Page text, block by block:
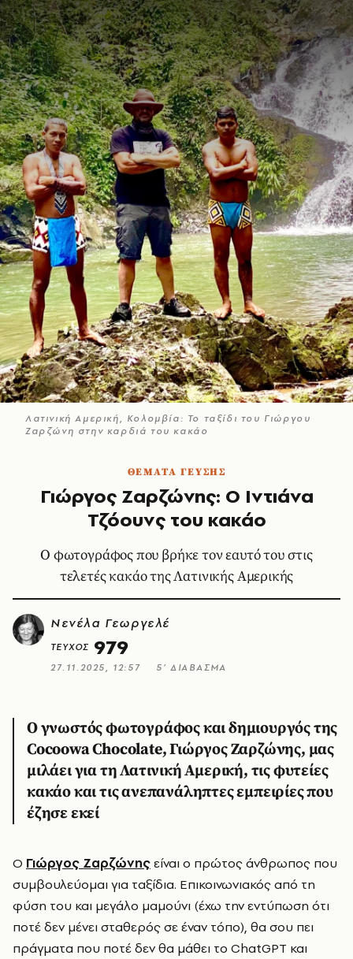
Λατινική Αμερική, Κολομβία: Το ταξίδι του Γιώργου
Ζαρζώνη στην καρδιά του κακάο
ΘΕΜΑΤΑ ΓΕΥΣΗΣ
Γιώργος Ζαρζώνης: Ο Ιντιάνα
Τζόουνς του κακάο
Ο φωτογράφος που βρήκε τον εαυτό του στις
τελετές κακάο της Λατινικής Αμερικής
Νενέλα Γεωργελέ
ΤΕΥΧΟΣ 979
27.11.2025, 12:57 5’ ΔΙΑΒΑΣΜΑ
Ο γνωστός φωτογράφος και δημιουργός της
Cocoowa Chocolate, Γιώργος Ζαρζώνης, μας
μιλάει για τη Λατινική Αμερική, τις φυτείες
κακάο και τις ανεπανάληπτες εμπειρίες που
έζησε εκεί
Γιώργος Ζαρζώνηςείναι ο πρώτος άνθρωπος που
συμβουλεύομαι για ταξίδια. Επικοινωνιακός από τη
φύση του και μεγάλο μαμούνι (έχω την εντύπωση ότι
ποτέ δεν μένει σταθερός σε έναν τόπο), θα σου πει
πράγματα που ποτέ δεν θα μάθει το ChatGPT και